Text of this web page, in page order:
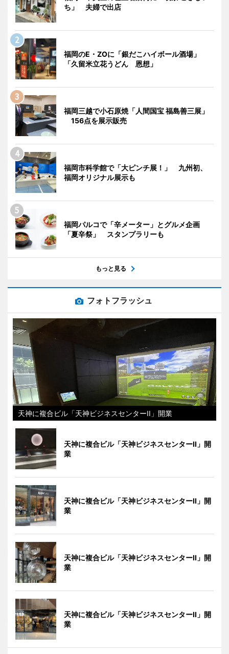
ち」 夫婦で出店
福岡のE・ZOに「銀だこハイボール酒場」
「久留米立花うどん 恩想」
福岡三越で小石原焼「人間国宝 福島善三展」
156点を展示販売
福岡市科学館で「大ピンチ展！」 九州初、
福岡オリジナル展示も
福岡パルコで「辛メーター」とグルメ企画
「夏辛祭」 スタンプラリーも
もっと見る
フォトフラッシュ
天神に複合ビル「天神ビジネスセンターII」開業
天神に複合ビル「天神ビジネスセンターII」開
業
天神に複合ビル「天神ビジネスセンターII」開
業
天神に複合ビル「天神ビジネスセンターII」開
業
天神に複合ビル「天神ビジネスセンターII」開
業